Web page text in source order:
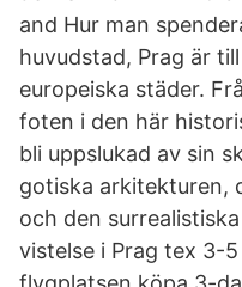
and Hur man
huvudstad, Prag är
europeiska städer.
foten i den här
bli uppslukad av sin
gotiska arkitekturen,
och den
vistelse i Prag tex 3-